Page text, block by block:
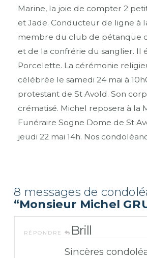
Marine, la joie de compter 2
et Jade. Conducteur de ligne à
membre du club de pétanque
et de la confrérie du sanglier. Il
Porcelette. La cérémonie
célébrée le samedi 24 mai à
protestant de St Avold. Son
crématisé. Michel reposera à la
Funéraire Sogne Dome de St
jeudi 22 mai 14h. Nos
8 messages de
“Monsieur Michel
RÉPONDRE Brill
Sincères